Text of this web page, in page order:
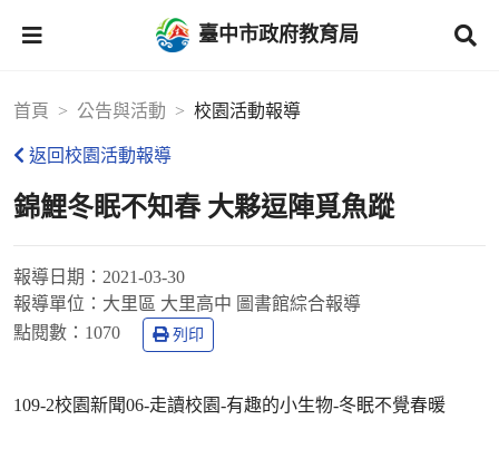
臺中市政府教育局
首頁 公告與活動 校園活動報導
返回校園活動報導
錦鯉冬眠不知春 大夥逗陣覓魚蹤
報導日期： 2021-03-30
報導單位： 大里區 大里高中 圖書館綜合報導
點閱數： 1070 列印
109-2校園新聞06-走讀校園-有趣的小生物-冬眠不覺春暖